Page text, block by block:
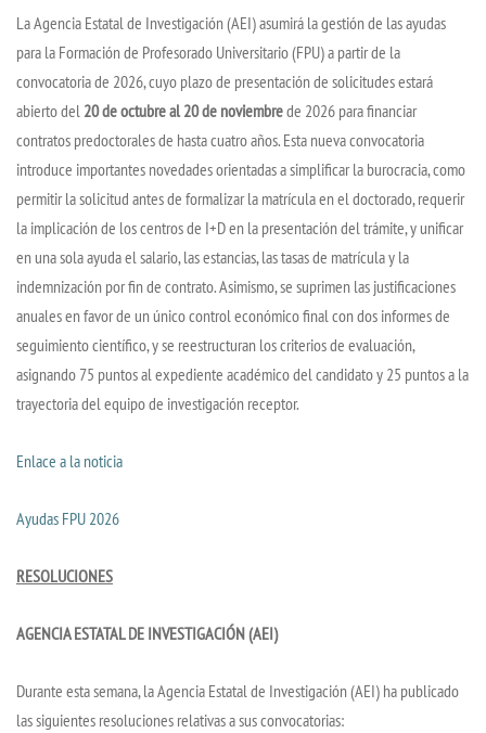
La Agencia Estatal de Investigación (AEI) asumirá la gestión de las ayudas
para la Formación de Profesorado Universitario (FPU) a partir de la
convocatoria de 2026, cuyo plazo de presentación de solicitudes estará
abierto del 20 de octubre al 20 de noviembrede 2026 para financiar
contratos predoctorales de hasta cuatro años. Esta nueva convocatoria
introduce importantes novedades orientadas a simplificar la burocracia, como
permitir la solicitud antes de formalizar la matrícula en el doctorado, requerir
la implicación de los centros de I+D en la presentación del trámite, y unificar
en una sola ayuda el salario, las estancias, las tasas de matrícula y la
indemnización por fin de contrato. Asimismo, se suprimen las justificaciones
anuales en favor de un único control económico final con dos informes de
seguimiento científico, y se reestructuran los criterios de evaluación,
asignando 75 puntos al expediente académico del candidato y 25 puntos a la
trayectoria del equipo de investigación receptor.
Enlace a la noticia
Ayudas FPU 2026
RESOLUCIONES
AGENCIA ESTATAL DE INVESTIGACIÓN (AEI)
Durante esta semana, la Agencia Estatal de Investigación (AEI) ha publicado
las siguientes resoluciones relativas a sus convocatorias: